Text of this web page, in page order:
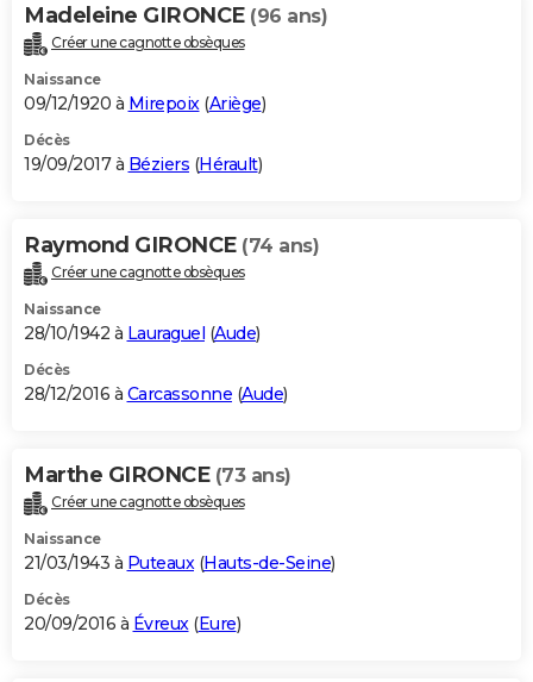
Madeleine GIRONCE (96 ans)
Créer une cagnotte obsèques
Naissance
09/12/1920 à Mirepoix(Ariège)
Décès
19/09/2017 à Béziers (Hérault)
Raymond GIRONCE (74 ans)
Créer une cagnotte obsèques
Naissance
28/10/1942 à Lauraguel (Aude)
Décès
28/12/2016 à Carcassonne (Aude)
Marthe GIRONCE (73 ans)
Créer une cagnotte obsèques
Naissance
21/03/1943 à Puteaux(Hauts-de-Seine)
Décès
20/09/2016 à Évreux(Eure)